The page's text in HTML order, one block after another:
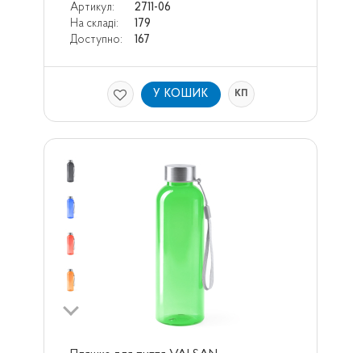
Артикул:
2711-06
На складі:
179
Доступно:
167
У КОШИК КП